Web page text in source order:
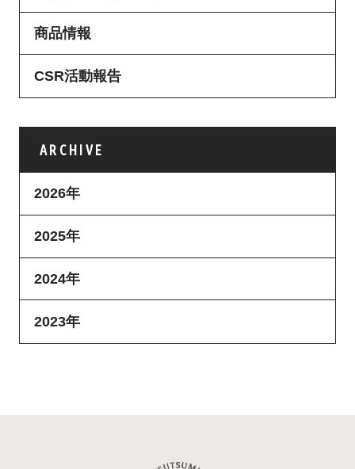
商品情報
CSR活動報告
ARCHIVE
2026年
2025年
2024年
2023年